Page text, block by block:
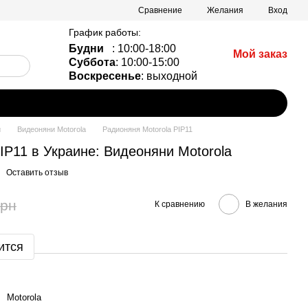
Сравнение Желания Вход
График работы:
Будни
: 10:00-18:00
Суббота: 10:00-15:00
Воскресенье: выходной
Мой заказ
Видеоняни Motorola Радионяня Motorola PIP11
в Украине: Видеоняни Motorola
Оставить отзыв
К сравнению В желания
Motorola